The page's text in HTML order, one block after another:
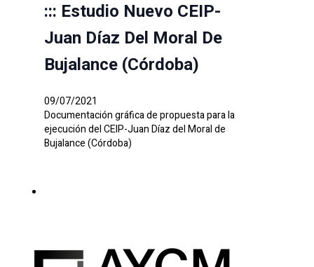
::: Estudio Nuevo CEIP-
Juan Díaz Del Moral De
Bujalance (Córdoba)
09/07/2021
Documentación gráfica de propuesta para la
ejecución del CEIP-Juan Díaz del Moral de
Bujalance (Córdoba)